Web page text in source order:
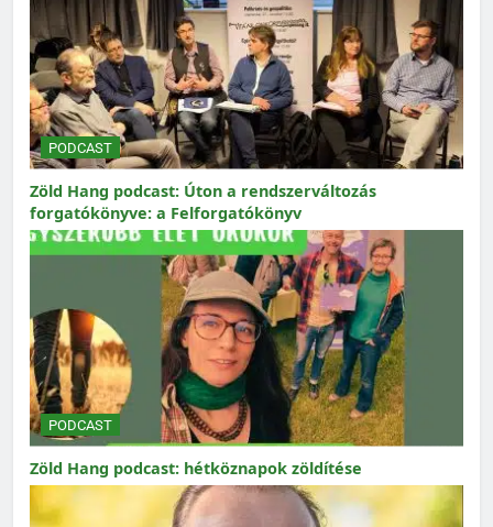
PODCAST
Zöld Hang podcast: Úton a rendszerváltozás
forgatókönyve: a Felforgatókönyv
PODCAST
Zöld Hang podcast: hétköznapok zöldítése